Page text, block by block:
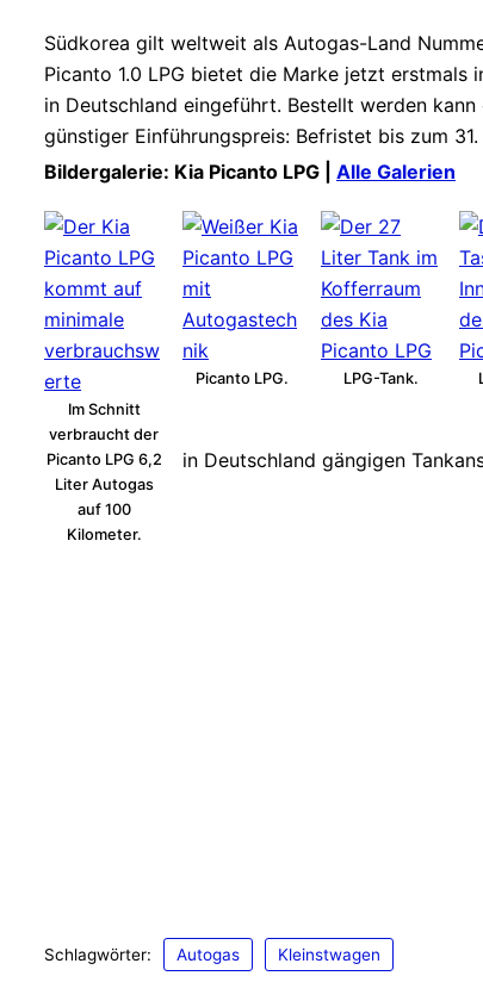
Südkorea gilt weltweit als Autogas-Land
Picanto 1.0 LPG bietet die Marke jetzt erstmals
in Deutschland eingeführt. Bestellt werden
günstiger Einführungspreis: Befristet bis zum
Bildergalerie: Kia Picanto LPG | Alle Galerien
Im Schnitt
verbraucht der
Picanto LPG 6,2
Liter Autogas
auf 100
Kilometer.
Picanto LPG. LPG-Tank.
in Deutschland gängigen
Schlagwörter: Autogas Kleinstwagen